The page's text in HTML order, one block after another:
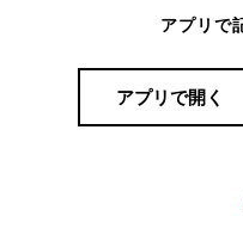
アプリで
アプリで開く